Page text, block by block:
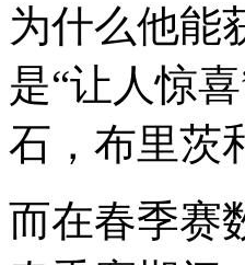
为什么他能
是“让人惊
石，布里茨
而在春季赛